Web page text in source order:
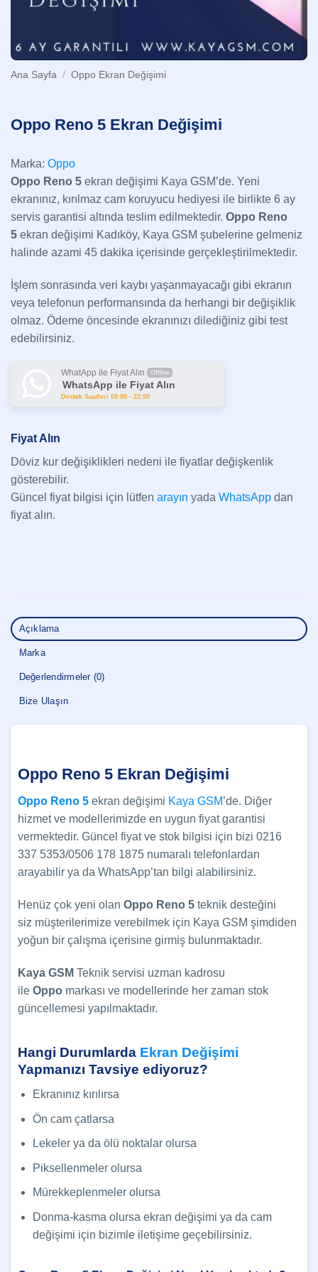
Ana Sayfa / Oppo Ekran Değişimi
Oppo Reno 5 Ekran Değişimi
Marka: Oppo
Oppo Reno 5 ekran değişimi Kaya GSM’de. Yeni
ekranınız, kırılmaz cam koruyucu hediyesi ile birlikte 6 ay
servis garantisi altında teslim edilmektedir. Oppo Reno
5 ekran değişimi Kadıköy, Kaya GSM şubelerine gelmeniz
halinde azami 45 dakika içerisinde gerçekleştirilmektedir.
İşlem sonrasında veri kaybı yaşanmayacağı gibi ekranın
veya telefonun performansında da herhangi bir değişiklik
olmaz. Ödeme öncesinde ekranınızı dilediğiniz gibi test
edebilirsiniz.
WhatApp ile Fiyat Alın Offline
WhatsApp ile Fiyat Alın
Destek Saatleri 09:00 - 22:00
Fiyat Alın
Döviz kur değişiklikleri nedeni ile fiyatlar değişkenlik
gösterebilir.
Güncel fiyat bilgisi için lütfen arayın yada WhatsApp dan
fiyat alın.
Açıklama
Marka
Değerlendirmeler (0)
Bize Ulaşın
Oppo Reno 5 Ekran Değişimi
Oppo Reno 5 ekran değişimi Kaya GSM’de. Diğer
hizmet ve modellerimizde en uygun fiyat garantisi
vermektedir. Güncel fiyat ve stok bilgisi için bizi 0216
337 5353/0506 178 1875 numaralı telefonlardan
arayabilir ya da WhatsApp’tan bilgi alabilirsiniz.
Henüz çok yeni olan Oppo Reno 5 teknik desteğini
siz müşterilerimize verebilmek için Kaya GSM şimdiden
yoğun bir çalışma içerisine girmiş bulunmaktadır.
Kaya GSM Teknik servisi uzman kadrosu
ile Oppo markası ve modellerinde her zaman stok
güncellemesi yapılmaktadır.
Hangi Durumlarda Ekran Değişimi
Yapmanızı Tavsiye ediyoruz?
Ekranınız kırılırsa
Ön cam çatlarsa
Lekeler ya da ölü noktalar olursa
Piksellenmeler olursa
Mürekkeplenmeler olursa
Donma-kasma olursa ekran değişimi ya da cam
değişimi için bizimle iletişime geçebilirsiniz.